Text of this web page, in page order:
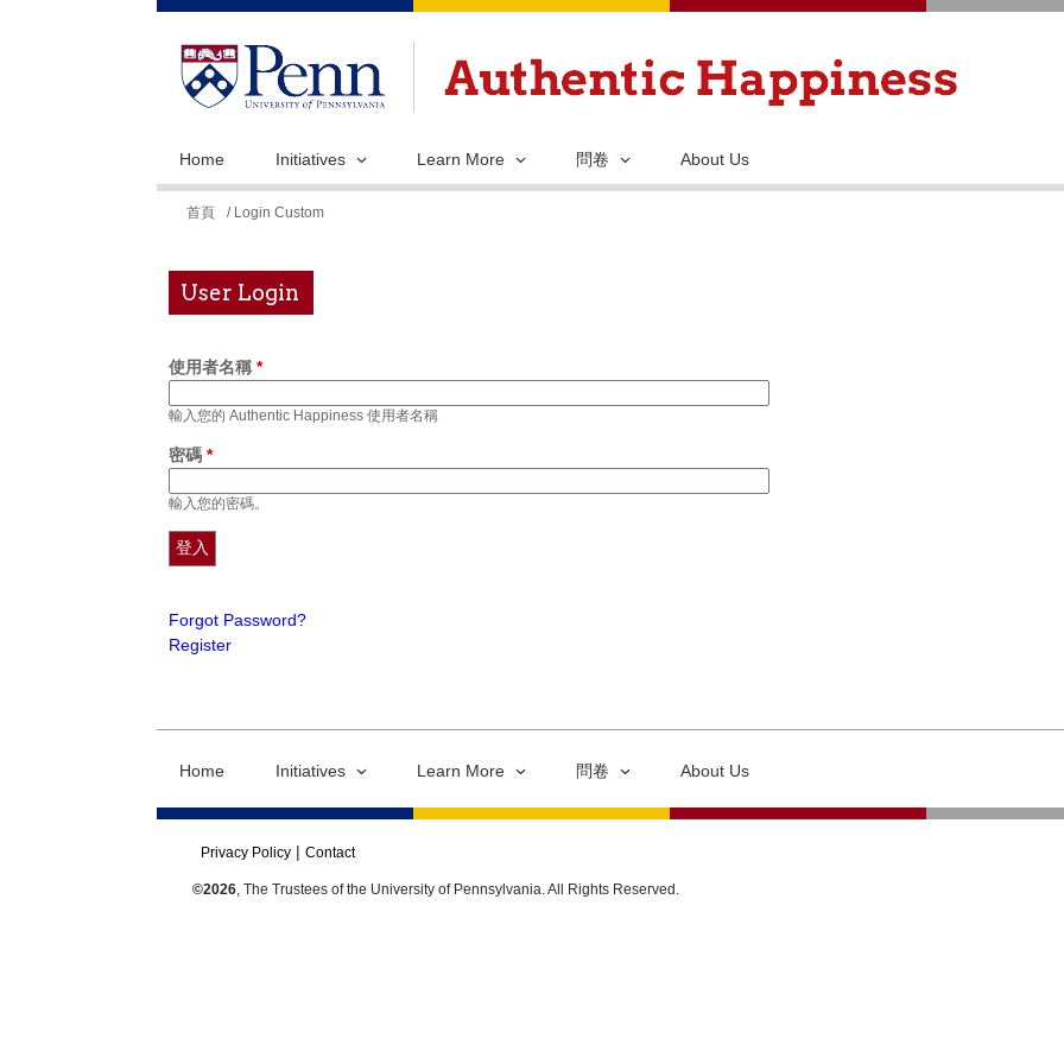
移
主
Home Initiatives Learn More 問卷 About Us
您
這
裡
首頁 / Login Custom
User Login
使用者名稱 *
輸入您的 Authentic Happiness 使用者名稱
密碼 *
輸入您的密碼。
Forgot Password?
Register
Home Initiatives Learn More 問卷 About Us
Privacy Policy Contact
©2026, The Trustees of the University of Pennsylvania. All Rights Reserved.